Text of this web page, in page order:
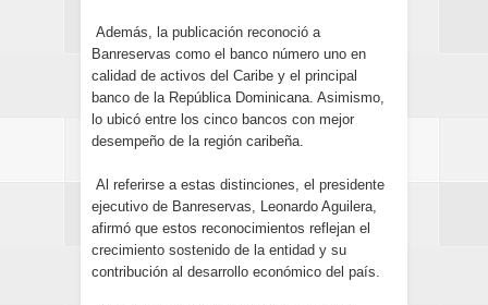
Además, la publicación reconoció a
Banreservas como el banco número uno en
calidad de activos del Caribe y el principal
banco de la República Dominicana. Asimismo,
lo ubicó entre los cinco bancos con mejor
desempeño de la región caribeña.
Al referirse a estas distinciones, el presidente
ejecutivo de Banreservas, Leonardo Aguilera,
afirmó que estos reconocimientos reflejan el
crecimiento sostenido de la entidad y su
contribución al desarrollo económico del país.